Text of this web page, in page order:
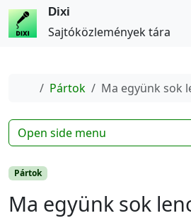
Dixi
Sajtóközlemények tára
Home
Pártok Ma együnk sok
Pártok
Ma együnk sok
Open side menu